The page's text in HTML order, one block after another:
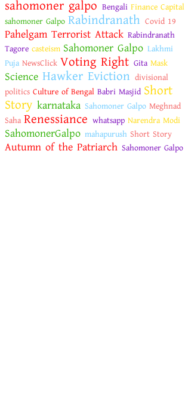
sahomoner galpo Bengali Finance Capital
sahomoner Galpo Rabindranath Covid 19
Pahelgam Terrorist Attack Rabindranath
Tagore casteism Sahomoner Galpo Lakhmi
Puja NewsClick Voting Right Gita Mask
Science Hawker Eviction divisional
politics Culture of Bengal Babri Masjid Short
Story karnataka Sahomoner Galpo Meghnad
Saha Renessiance whatsapp Narendra Modi
SahomonerGalpo mahapurush Short Story
Autumn of the Patriarch Sahomoner Galpo